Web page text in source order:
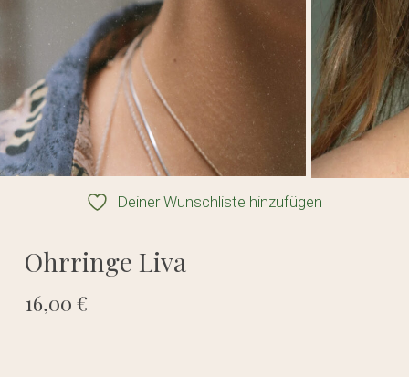
Deiner Wunschliste hinzufügen
Ohrringe Liva
16,00 €